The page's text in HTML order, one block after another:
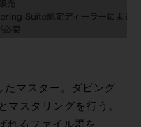
たマスター。ダビング
マスタリングを行う。
れるファイル群を